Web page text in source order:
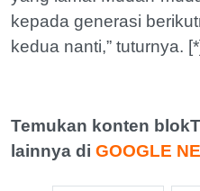
kepada generasi
kedua nanti,” tuturnya.
Temukan konten
lainnya di GOOGLE